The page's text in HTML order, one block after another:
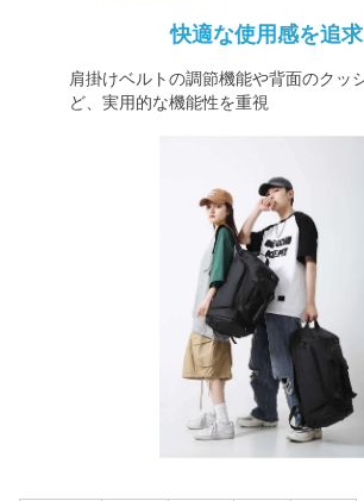
快適な使用感を追求
肩掛けベルトの調節機能や背面のクッ
ど、実用的な機能性を重視